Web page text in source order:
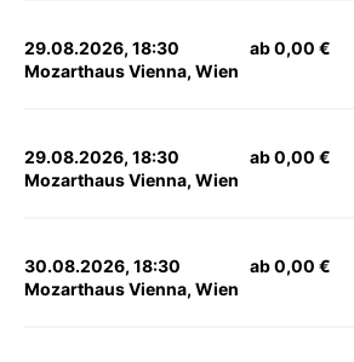
29.08.2026, 18:30
Mozarthaus Vienna, Wien
ab 0,00 €
29.08.2026, 18:30
Mozarthaus Vienna, Wien
ab 0,00 €
30.08.2026, 18:30
Mozarthaus Vienna, Wien
ab 0,00 €